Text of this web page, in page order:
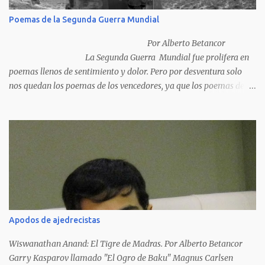
Poemas de la Segunda Guerra Mundial
Por Alberto Betancor
La Segunda Guerra Mundial fue prolifera en
poemas llenos de sentimiento y dolor. Pero por desventura solo
nos quedan los poemas de los vencedores, ya que los poemas de
acariciaron la causa nacional socialista, sus nombres con sus
Apodos de ajedrecistas
Wiswanathan Anand: El Tigre de Madras. Por Alberto Betancor
Garry Kasparov llamado "El Ogro de Baku" Magnus Carlsen